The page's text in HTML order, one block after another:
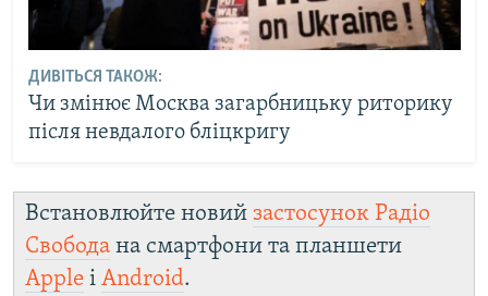
ДИВІТЬСЯ ТАКОЖ:
Чи змінює Москва загарбницьку риторику
після невдалого бліцкригу
Встановлюйте новий застосунок Радіо
Свобода на смартфони та планшети
Apple і Android.